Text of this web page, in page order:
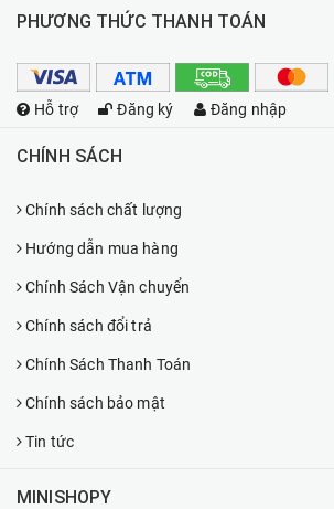
PHƯƠNG THỨC THANH TOÁN
Hỗ trợ Đăng ký Đăng nhập
CHÍNH SÁCH
Chính sách chất lượng
Hướng dẫn mua hàng
Chính Sách Vận chuyển
Chính sách đổi trả
Chính Sách Thanh Toán
Chính sách bảo mật
Tin tức
MINISHOPY